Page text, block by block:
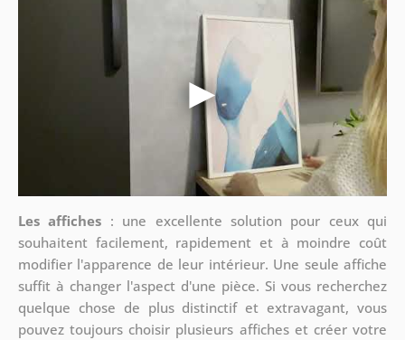
Les affiches : une excellente solution pour ceux qui
souhaitent facilement, rapidement et à moindre coût
modifier l'apparence de leur intérieur. Une seule affiche
suffit à changer l'aspect d'une pièce. Si vous recherchez
quelque chose de plus distinctif et extravagant, vous
pouvez toujours choisir plusieurs affiches et créer votre